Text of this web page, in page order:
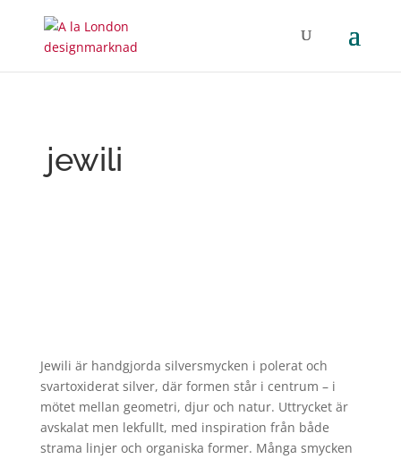
jewili
Jewili är handgjorda silversmycken i polerat och
svartoxiderat silver, där formen står i centrum – i
mötet mellan geometri, djur och natur. Uttrycket är
avskalat men lekfullt, med inspiration från både
strama linjer och organiska former. Många smycken